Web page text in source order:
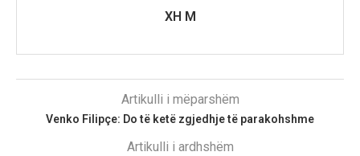
XH M
Artikulli i mëparshëm
Venko Filipçe: Do të ketë zgjedhje të parakohshme
Artikulli i ardhshëm